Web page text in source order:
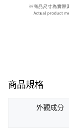
商品規格
外觀成分